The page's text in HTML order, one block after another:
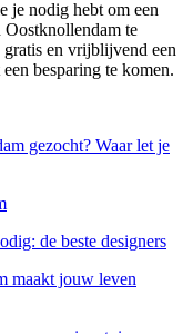
je nodig hebt om een
te
en vrijblijvend een
besparing te komen.
gezocht? Waar let je
de beste designers
maakt jouw leven